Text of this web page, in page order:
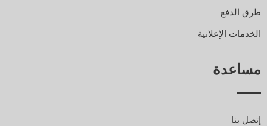
طرق الدفع
الخدمات الإعلانية
مساعدة
إتصل بنا